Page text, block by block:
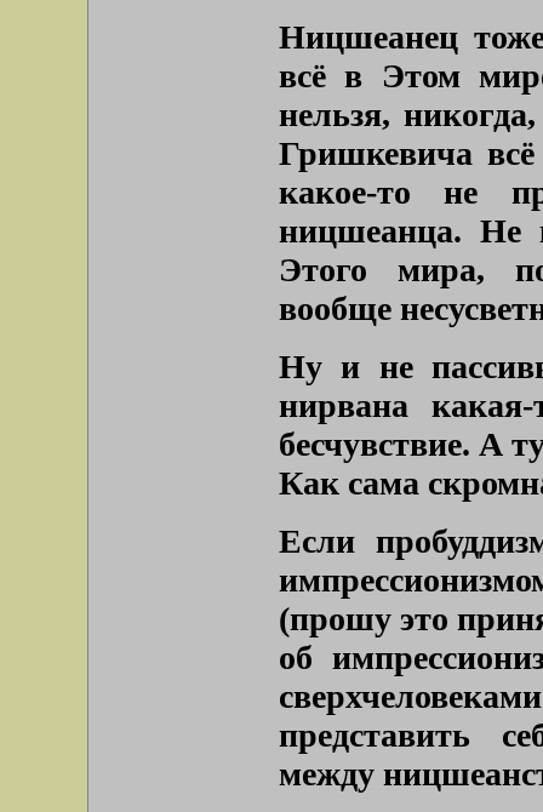
Ницшеанец
всё в Этом
нельзя,
Гришкевича
какое-то не
ницшеанца. Не
Этого мира,
вообще
Ну и не
нирвана
бесчувствие. А
Как сама
Если
(прошу это
об
представить
между